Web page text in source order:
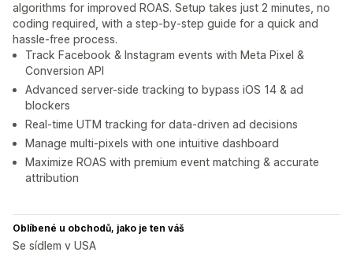
algorithms for improved ROAS. Setup takes just 2 minutes, no
coding required, with a step-by-step guide for a quick and
hassle-free process.
Track Facebook & Instagram events with Meta Pixel &
Conversion API
Advanced server-side tracking to bypass iOS 14 & ad
blockers
Real-time UTM tracking for data-driven ad decisions
Manage multi-pixels with one intuitive dashboard
Maximize ROAS with premium event matching & accurate
attribution
Oblíbené u obchodů, jako je ten váš
Se sídlem v USA